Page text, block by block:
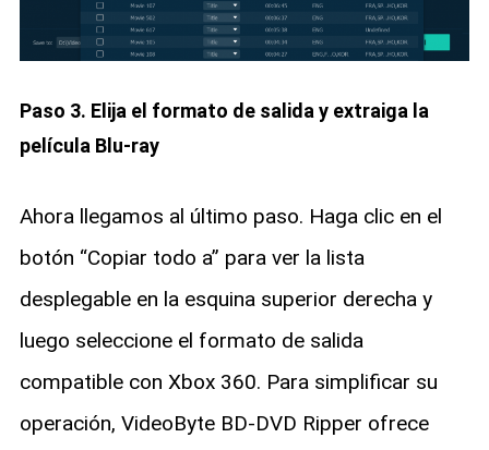
Paso 3. Elija el formato de salida y extraiga la
película Blu-ray
Ahora llegamos al último paso. Haga clic en el
botón “Copiar todo a” para ver la lista
desplegable en la esquina superior derecha y
luego seleccione el formato de salida
compatible con Xbox 360. Para simplificar su
operación, VideoByte BD-DVD Ripper ofrece